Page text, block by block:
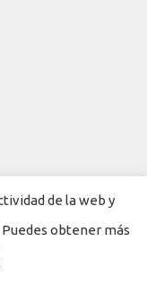
de la web y
Puedes obtener más